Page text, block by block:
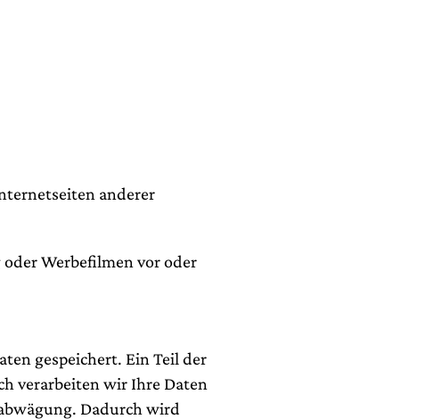
anderer
Werbefilmen vor oder
gespeichert. Ein Teil der
verarbeiten wir Ihre Daten
Dadurch wird